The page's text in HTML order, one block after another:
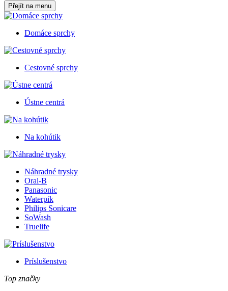
Přejít na menu
Domáce sprchy
Cestovné sprchy
Ústne centrá
Na kohútik
Náhradné trysky
Oral-B
Panasonic
Waterpik
Philips Sonicare
SoWash
Truelife
Príslušenstvo
Top značky